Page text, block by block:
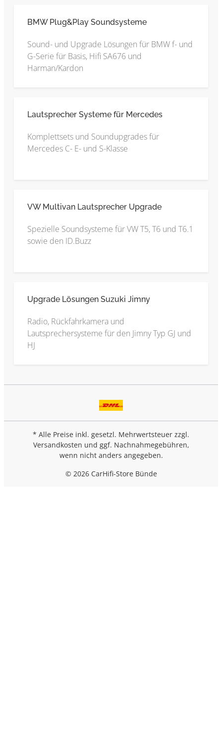
BMW Plug&Play Soundsysteme
Sound- und Upgrade Lösungen für BMW f- und
G-Serie für Basis, Hifi SA676 und
Harman/Kardon
Lautsprecher Systeme für Mercedes
Komplettsets und Soundupgrades für
Mercedes C- E- und S-Klasse
VW Multivan Lautsprecher Upgrade
Spezielle Soundsysteme für VW T5, T6 und T6.1
sowie den ID.Buzz
Upgrade Lösungen Suzuki Jimny
Radio, Rückfahrkamera und
Lautsprechersysteme für den Jimny Typ GJ und
HJ
* Alle Preise inkl. gesetzl. Mehrwertsteuer zzgl.
Versandkosten und ggf. Nachnahmegebühren,
wenn nicht anders angegeben.
© 2026 CarHifi-Store Bünde